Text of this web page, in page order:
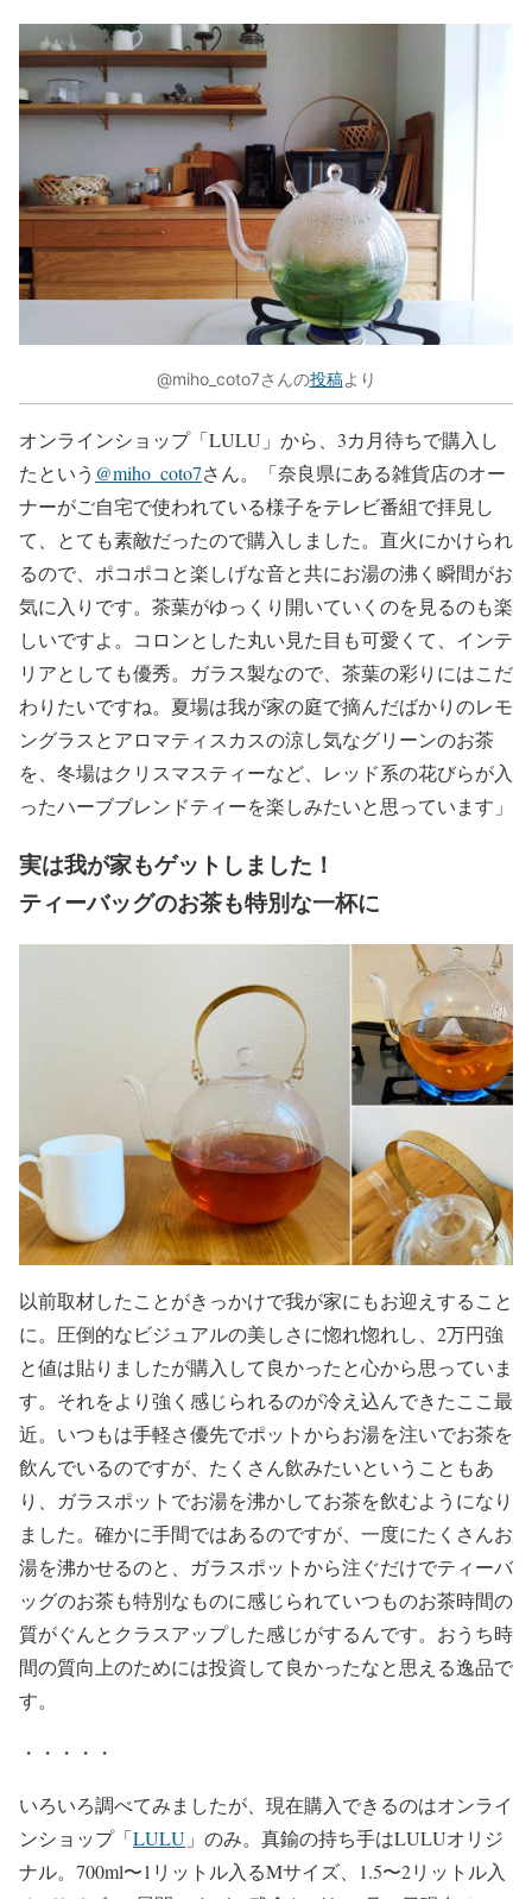
@miho_coto7さんの投稿より
オンラインショップ「LULU」から、3カ月待ちで購入し
たという @miho_coto7さん。「奈良県にある雑貨店のオー
ナーがご自宅で使われている様子をテレビ番組で拝見し
て、とても素敵だったので購入しました。直火にかけられ
るので、ポコポコと楽しげな音と共にお湯の沸く瞬間がお
気に入りです。茶葉がゆっくり開いていくのを見るのも楽
しいですよ。コロンとした丸い見た目も可愛くて、インテ
リアとしても優秀。ガラス製なので、茶葉の彩りにはこだ
わりたいですね。夏場は我が家の庭で摘んだばかりのレモ
ングラスとアロマティスカスの涼し気なグリーンのお茶
を、冬場はクリスマスティーなど、レッド系の花びらが入
ったハーブブレンドティーを楽しみたいと思っています」
実は我が家もゲットしました！
ティーバッグのお茶も特別な一杯に
以前取材したことがきっかけで我が家にもお迎えすること
に。圧倒的なビジュアルの美しさに惚れ惚れし、2万円強
と値は貼りましたが購入して良かったと心から思っていま
す。それをより強く感じられるのが冷え込んできたここ最
近。いつもは手軽さ優先でポットからお湯を注いでお茶を
飲んでいるのですが、たくさん飲みたいということもあ
り、ガラスポットでお湯を沸かしてお茶を飲むようになり
ました。確かに手間ではあるのですが、一度にたくさんお
湯を沸かせるのと、ガラスポットから注ぐだけでティーバ
ッグのお茶も特別なものに感じられていつものお茶時間の
質がぐんとクラスアップした感じがするんです。おうち時
間の質向上のためには投資して良かったなと思える逸品で
す。
・・・・・
いろいろ調べてみましたが、現在購入できるのはオンライ
ンショップ「LULU 」のみ。真鍮の持ち手はLULUオリジ
ナル。700ml〜1リットル入るMサイズ、1.5〜2リットル入